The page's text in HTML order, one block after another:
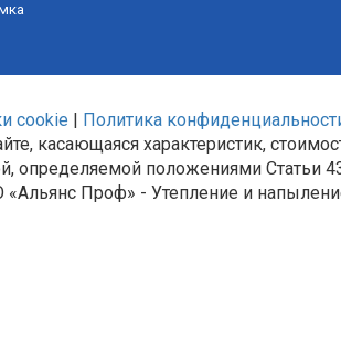
cookie | Политика
касающаяся характеристик,
определяемой положениями Статьи
Проф» - Утепление и